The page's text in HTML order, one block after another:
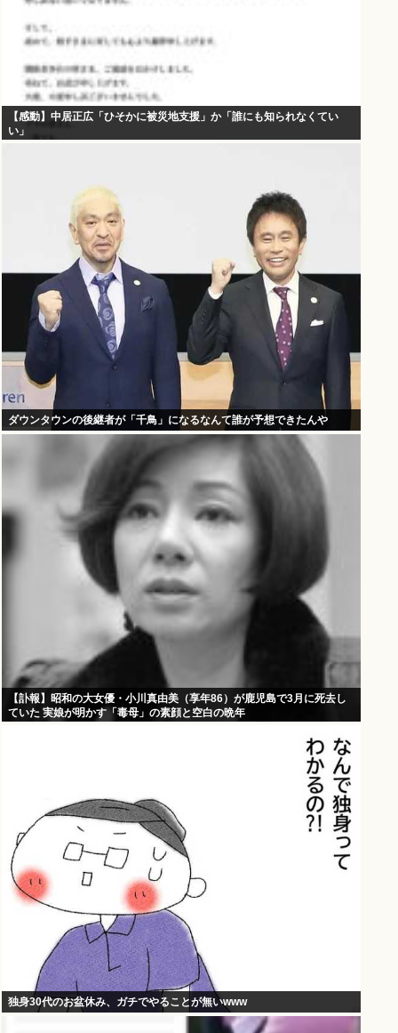
【感動】中居正広「ひそかに被災地支援」か「誰にも知られなくてい
い」
ダウンタウンの後継者が「千鳥」になるなんて誰が予想できたんや
【訃報】昭和の大女優・小川真由美（享年86）が鹿児島で3月に死去し
ていた 実娘が明かす「毒母」の素顔と空白の晩年
独身30代のお盆休み、ガチでやることが無いwww